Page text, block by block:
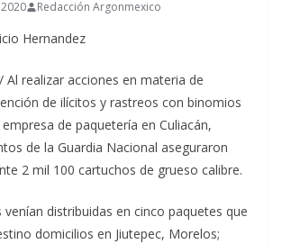
Redacción Argonmexico
Hernandez
realizar acciones en materia de
de ilícitos y rastreos con binomios
de paquetería en Culiacán,
de la Guardia Nacional aseguraron
2 mil 100 cartuchos de grueso calibre.
venían distribuidas en cinco paquetes que
domicilios en Jiutepec, Morelos;